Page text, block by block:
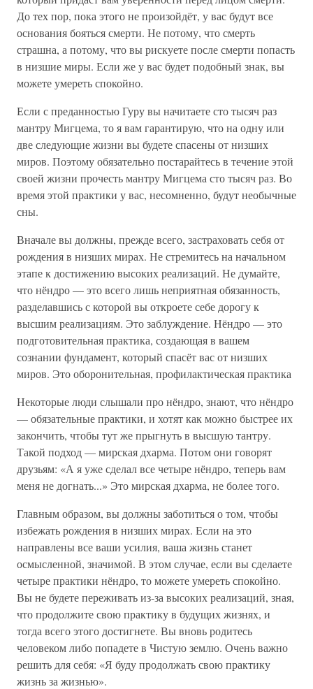
До тех пор, пока этого не произойдёт, у вас будут все
основания бояться смерти. Не потому, что смерть
страшна, а потому, что вы рискуете после смерти попасть
в низшие миры. Если же у вас будет подобный знак, вы
можете умереть спокойно.
Если с преданностью Гуру вы начитаете сто тысяч раз
мантру Мигцема, то я вам гарантирую, что на одну или
две следующие жизни вы будете спасены от низших
миров. Поэтому обязательно постарайтесь в течение этой
своей жизни прочесть мантру Мигцема сто тысяч раз. Во
время этой практики у вас, несомненно, будут необычные
сны.
Вначале вы должны, прежде всего, застраховать себя от
рождения в низших мирах. Не стремитесь на начальном
этапе к достижению высоких реализаций. Не думайте,
что нёндро — это всего лишь неприятная обязанность,
разделавшись с которой вы откроете себе дорогу к
высшим реализациям. Это заблуждение. Нёндро — это
подготовительная практика, создающая в вашем
сознании фундамент, который спасёт вас от низших
миров. Это оборонительная, профилактическая практика
Некоторые люди слышали про нёндро, знают, что нёндро
— обязательные практики, и хотят как можно быстрее их
закончить, чтобы тут же прыгнуть в высшую тантру.
Такой подход — мирская дхарма. Потом они говорят
друзьям: «А я уже сделал все четыре нёндро, теперь вам
меня не догнать...» Это мирская дхарма, не более того.
Главным образом, вы должны заботиться о том, чтобы
избежать рождения в низших мирах. Если на это
направлены все ваши усилия, ваша жизнь станет
осмысленной, значимой. В этом случае, если вы сделаете
четыре практики нёндро, то можете умереть спокойно.
Вы не будете переживать из-за высоких реализаций, зная,
что продолжите свою практику в будущих жизнях, и
тогда всего этого достигнете. Вы вновь родитесь
человеком либо попадете в Чистую землю. Очень важно
решить для себя: «Я буду продолжать свою практику
жизнь за жизнью».